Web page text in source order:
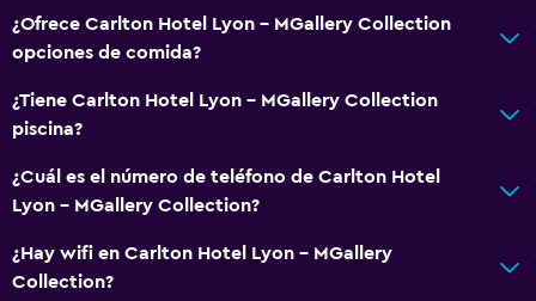
¿Ofrece Carlton Hotel Lyon - MGallery Collection
opciones de comida?
¿Tiene Carlton Hotel Lyon - MGallery Collection
piscina?
¿Cuál es el número de teléfono de Carlton Hotel
Lyon - MGallery Collection?
¿Hay wifi en Carlton Hotel Lyon - MGallery
Collection?